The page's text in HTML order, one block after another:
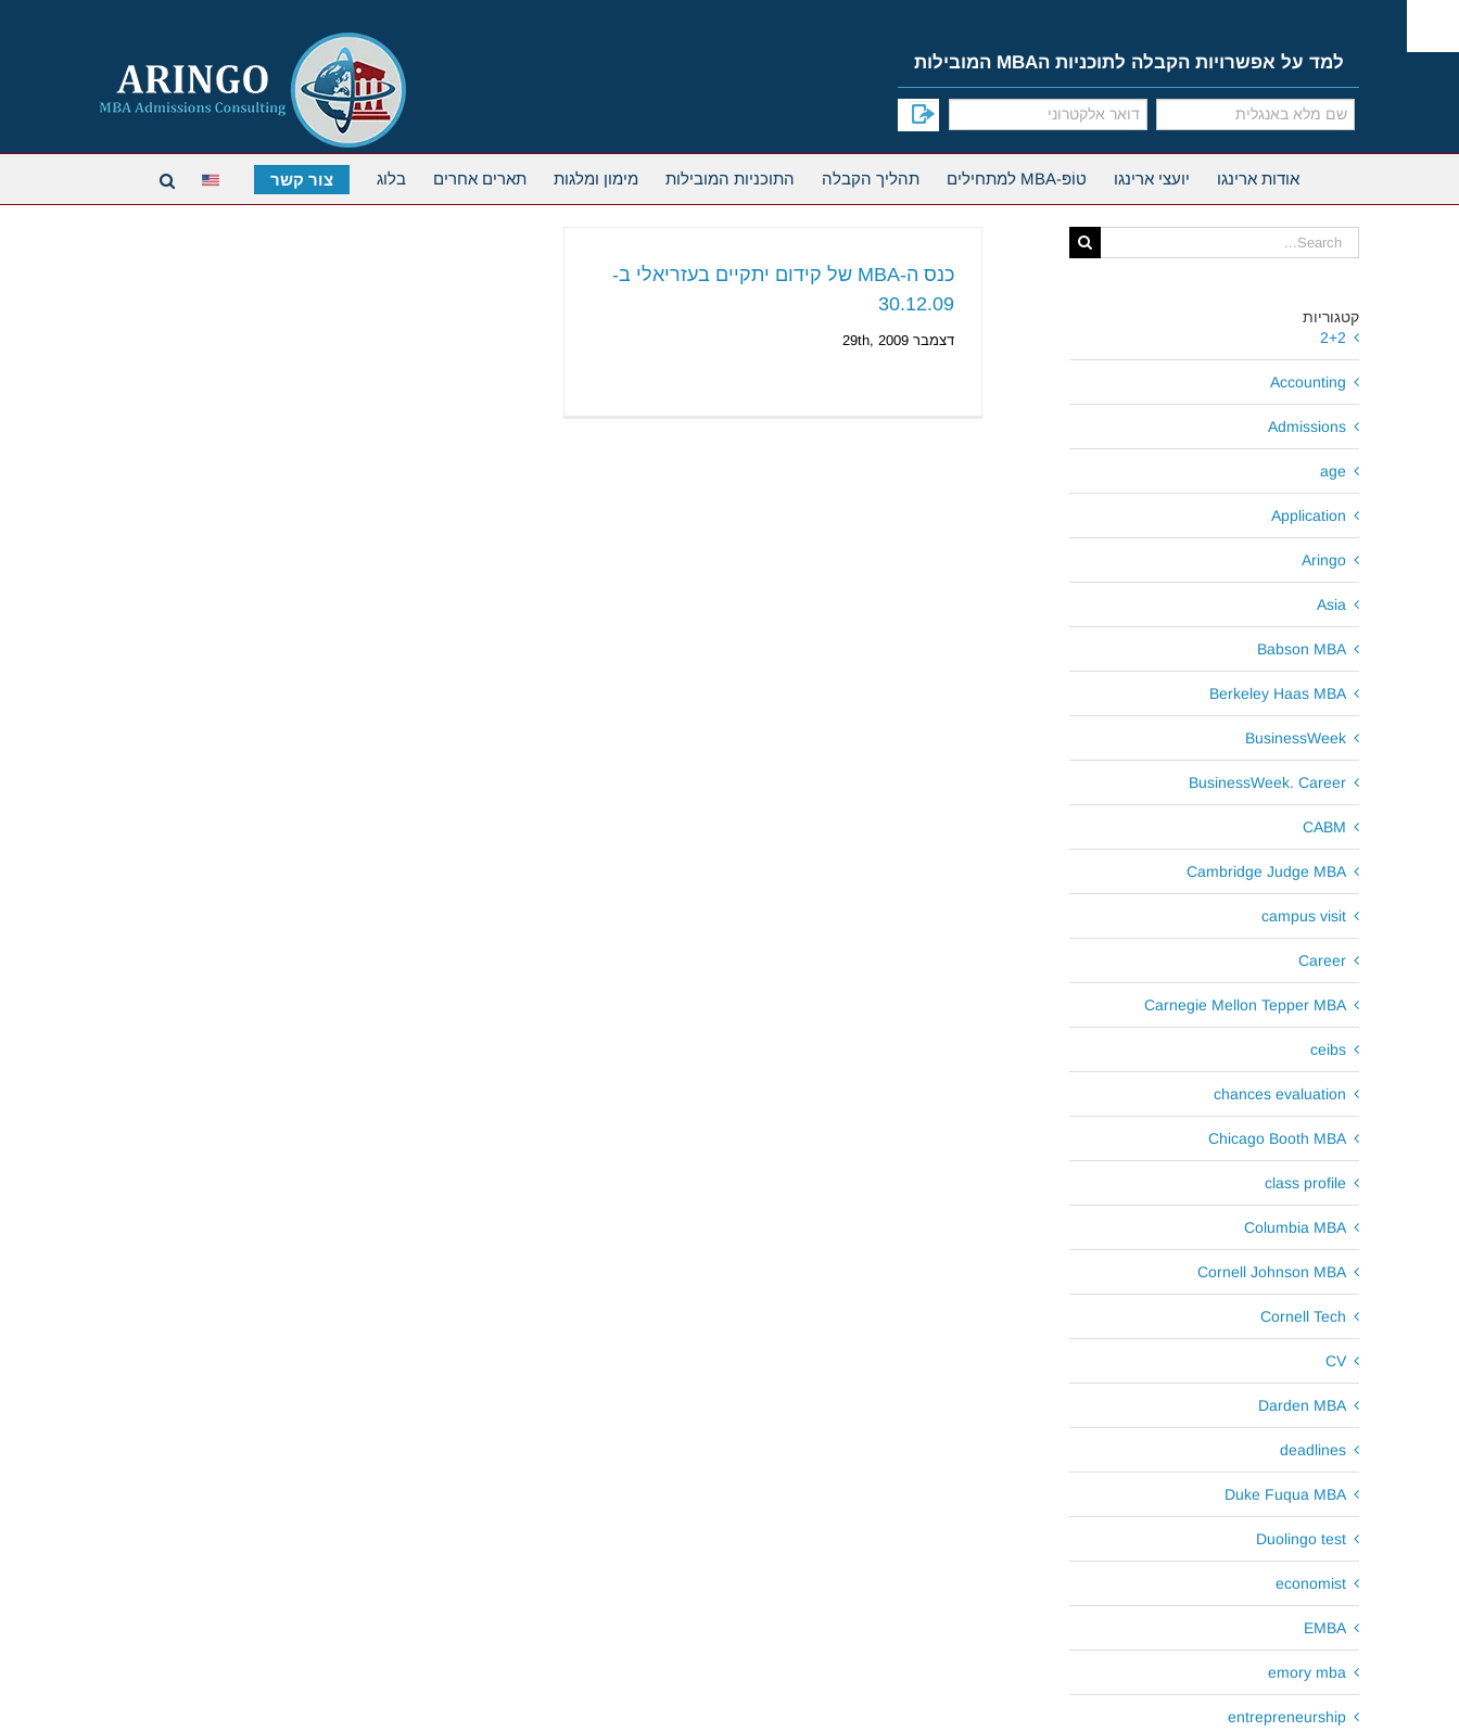
content
למד על אפשרויות הקבלה לתוכניות הMBA המובילות
אודות ארינגו יועצי ארינגו טוֹפּ-MBA למתחילים תהליך הקבלה התוכניות המובילות מימון ומלגות תארים אחרים בלוג צור קשר
כנס ה-MBA של קידום יתקיים בעזריאלי ב-
30.12.09
דצמבר 29th, 2009
Search
for:
קטגוריות
2+2
Accounting
Admissions
age
Application
Aringo
Asia
Babson MBA
Berkeley Haas MBA
BusinessWeek
BusinessWeek. Career
CABM
Cambridge Judge MBA
campus visit
Career
Carnegie Mellon Tepper MBA
ceibs
chances evaluation
Chicago Booth MBA
class profile
Columbia MBA
Cornell Johnson MBA
Cornell Tech
CV
Darden MBA
deadlines
Duke Fuqua MBA
Duolingo test
economist
EMBA
emory mba
entrepreneurship